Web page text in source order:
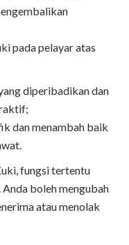
pada pelayar atas
diperibadikan dan
dan menambah baik
fungsi tertentu
boleh mengubah
atau menolak